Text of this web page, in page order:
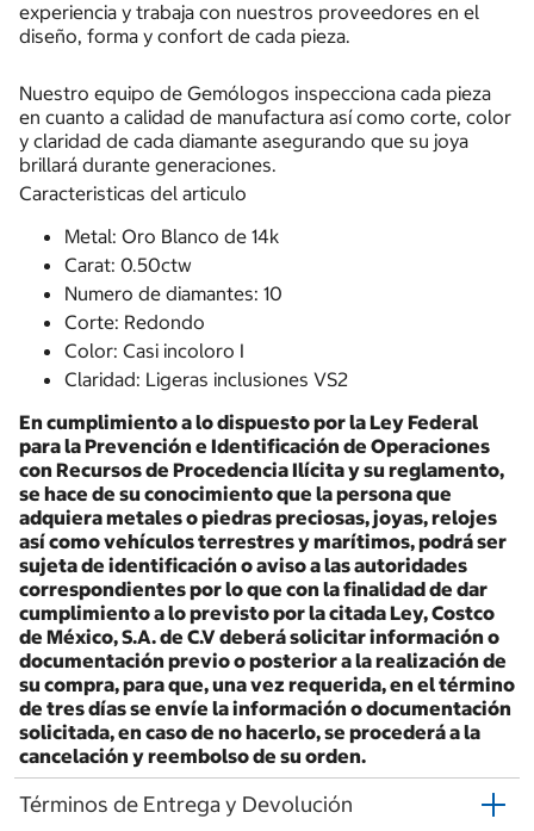
experiencia y trabaja con nuestros proveedores en el
diseño, forma y confort de cada pieza.
Nuestro equipo de Gemólogos inspecciona cada pieza
en cuanto a calidad de manufactura así como corte, color
y claridad de cada diamante asegurando que su joya
brillará durante generaciones.
Caracteristicas del articulo
Metal: Oro Blanco de 14k
Carat: 0.50ctw
Numero de diamantes: 10
Corte: Redondo
Color: Casi incoloro I
Claridad: Ligeras inclusiones VS2
En cumplimiento a lo dispuesto por la Ley Federal
para la Prevención e Identificación de Operaciones
con Recursos de Procedencia Ilícita y su reglamento,
se hace de su conocimiento que la persona que
adquiera metales o piedras preciosas, joyas, relojes
así como vehículos terrestres y marítimos, podrá ser
sujeta de identificación o aviso a las autoridades
correspondientes por lo que con la finalidad de dar
cumplimiento a lo previsto por la citada Ley, Costco
de México, S.A. de C.V deberá solicitar información o
documentación previo o posterior a la realización de
su compra, para que, una vez requerida, en el término
de tres días se envíe la información o documentación
solicitada, en caso de no hacerlo, se procederá a la
cancelación y reembolso de su orden.
Términos de Entrega y Devolución